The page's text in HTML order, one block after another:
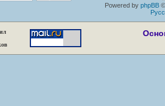
Powered by phpBB